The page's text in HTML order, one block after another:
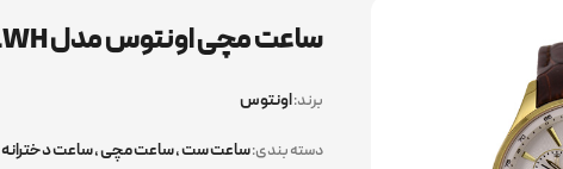
ساعت مچی اونتوس مدل Aventus 1348-2LLWH
برند:اونتوس
دسته بندی:ساعت ست,ساعت مچی,ساعت دخترانه